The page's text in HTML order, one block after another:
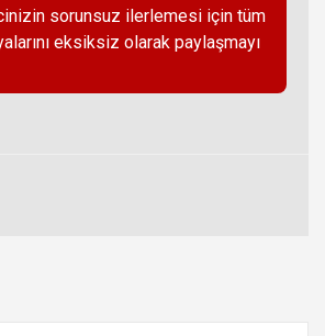
sorunsuz ilerlemesi için tüm
eksiksiz olarak paylaşmayı